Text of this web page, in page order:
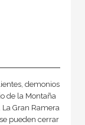
demonios
de la Montaña
Gran Ramera
pueden cerrar